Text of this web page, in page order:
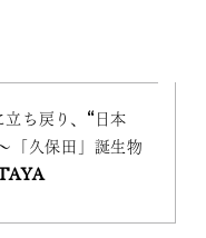
ち戻り、“日本
「久保田」誕生物